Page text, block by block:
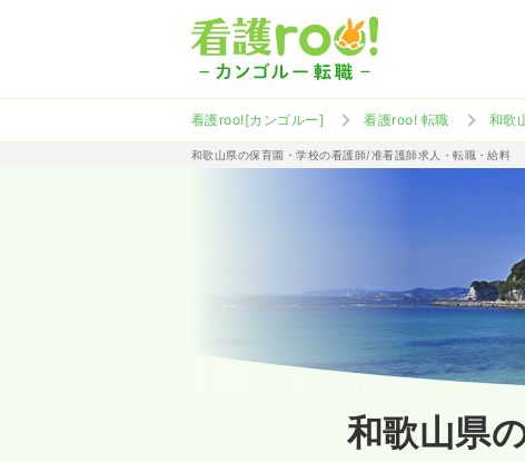
看護roo![カンゴルー] 看護roo! 転職 和歌
和歌山県の保育園・学校の看護師/准看護師求人・転職・給料
和歌山県